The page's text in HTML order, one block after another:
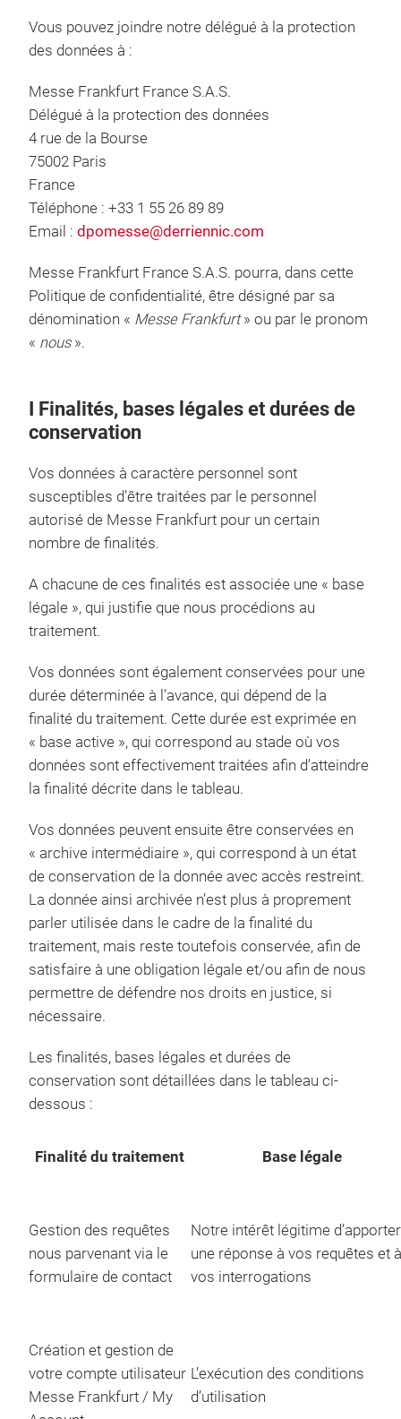
Vous pouvez joindre notre délégué à la protection
des données à :
Messe Frankfurt France S.A.S.
Délégué à la protection des données
4 rue de la Bourse
75002 Paris
France
Téléphone : +33 1 55 26 89 89
Email : dpomesse@derriennic.com
Messe Frankfurt France S.A.S. pourra, dans cette
Politique de confidentialité, être désigné par sa
dénomination « Messe Frankfurt» ou par le pronom
« nous».
I Finalités, bases légales et durées de
conservation
Vos données à caractère personnel sont
susceptibles d’être traitées par le personnel
autorisé de Messe Frankfurt pour un certain
nombre de finalités.
A chacune de ces finalités est associée une « base
légale », qui justifie que nous procédions au
traitement.
Vos données sont également conservées pour une
durée déterminée à l’avance, qui dépend de la
finalité du traitement. Cette durée est exprimée en
« base active », qui correspond au stade où vos
données sont effectivement traitées afin d’atteindre
la finalité décrite dans le tableau.
Vos données peuvent ensuite être conservées en
« archive intermédiaire », qui correspond à un état
de conservation de la donnée avec accès restreint.
La donnée ainsi archivée n’est plus à proprement
parler utilisée dans le cadre de la finalité du
traitement, mais reste toutefois conservée, afin de
satisfaire à une obligation légale et/ou afin de nous
permettre de défendre nos droits en justice, si
nécessaire.
Les finalités, bases légales et durées de
conservation sont détaillées dans le tableau ci-
dessous :
Finalité du traitement Base légale
Gestion des requêtes
nous parvenant via le
formulaire de contact
Notre intérêt légitime d’apporter
une réponse à vos requêtes et à
vos interrogations
Création et gestion de
votre compte utilisateur
Messe Frankfurt / My
L’exécution des conditions
d’utilisation